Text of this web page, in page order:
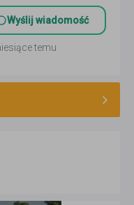
Wyślij wiadomość
temu